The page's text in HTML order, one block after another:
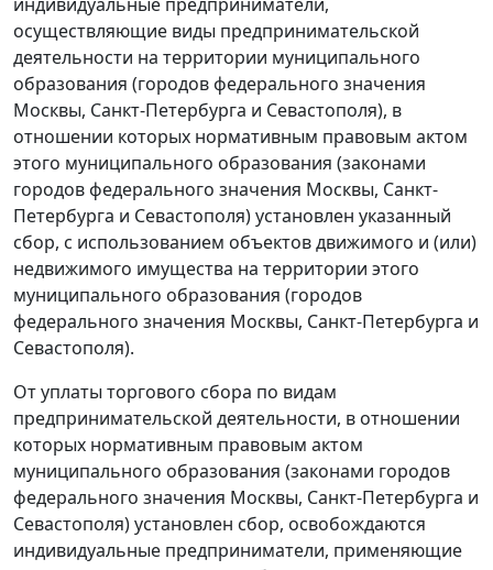
индивидуальные предприниматели,
осуществляющие виды предпринимательской
деятельности на территории муниципального
образования (городов федерального значения
Москвы, Санкт-Петербурга и Севастополя), в
отношении которых нормативным правовым актом
этого муниципального образования (законами
городов федерального значения Москвы, Санкт-
Петербурга и Севастополя) установлен указанный
сбор, с использованием объектов движимого и (или)
недвижимого имущества на территории этого
муниципального образования (городов
федерального значения Москвы, Санкт-Петербурга и
Севастополя).
От уплаты торгового сбора по видам
предпринимательской деятельности, в отношении
которых нормативным правовым актом
муниципального образования (законами городов
федерального значения Москвы, Санкт-Петербурга и
Севастополя) установлен сбор, освобождаются
индивидуальные предприниматели, применяющие